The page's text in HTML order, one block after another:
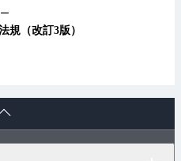
規（改訂3版）